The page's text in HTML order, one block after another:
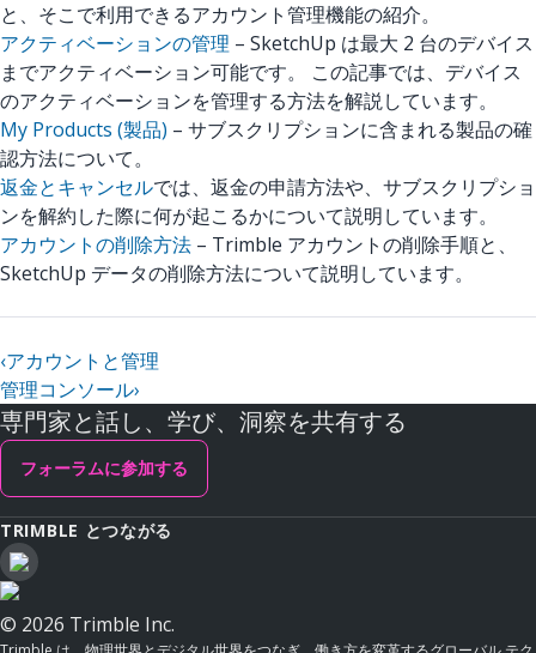
と、そこで利用できるアカウント管理機能の紹介。
アクティベーションの管理 – SketchUp は最大 2 台のデバイス
までアクティベーション可能です。 この記事では、デバイス
のアクティベーションを管理する方法を解説しています。
My Products (製品) – サブスクリプションに含まれる製品の確
認方法について。
返金とキャンセルでは、返金の申請方法や、サブスクリプショ
ンを解約した際に何が起こるかについて説明しています。
アカウントの削除方法 – Trimble アカウントの削除手順と、
SketchUp データの削除方法について説明しています。
‹アカウントと管理
管理コンソール›
専門家と話し、学び、洞察を共有する
フォーラムに参加する
TRIMBLE とつながる
© 2026 Trimble Inc.